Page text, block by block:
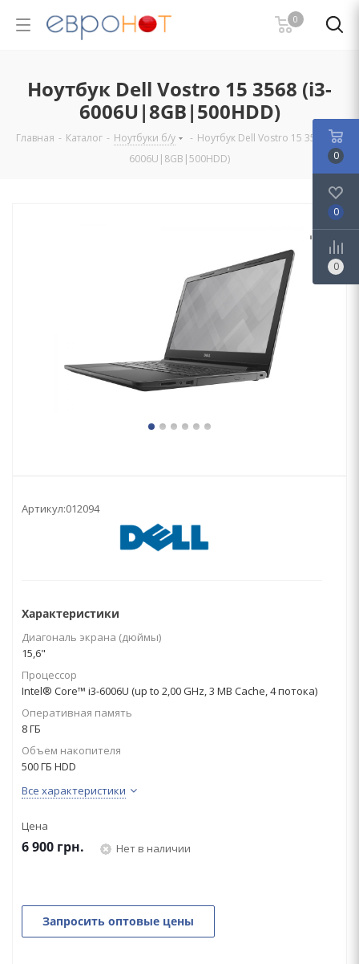
0
Ноутбук Dell Vostro 15 3568 (i3-
6006U|8GB|500HDD)
Главная - Каталог - Ноутбуки б/у - Ноутбук Dell Vostro 15 3568 (i3-
6006U|8GB|500HDD)
Артикул:012094
Характеристики
Диагональ экрана (дюймы)
15,6"
Процессор
Intel® Core™ i3-6006U (up to 2,00 GHz, 3 MB Cache, 4 потока)
Оперативная память
8 ГБ
Объем накопителя
500 ГБ HDD
Все характеристики
Цена
6 900 грн. Нет в наличии
Запросить оптовые цены
0
0
0